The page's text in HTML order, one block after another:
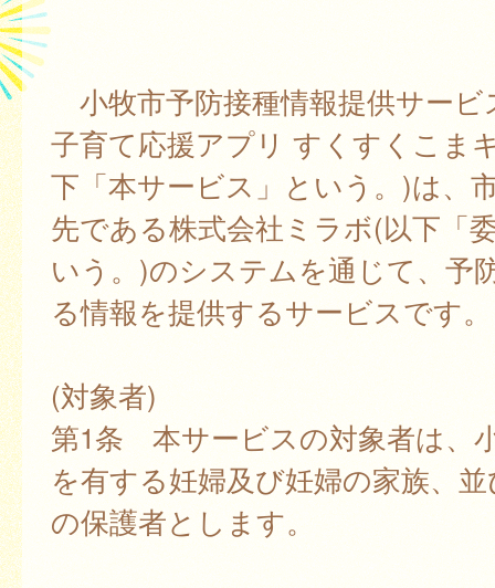
小牧市予防接種情報提供サービ
子育て応援アプリ すくすくこま
下「本サービス」という。)は、
先である株式会社ミラボ(以下「
いう。)のシステムを通じて、予
る情報を提供するサービスです。
(対象者)
第1条 本サービスの対象者は、
を有する妊婦及び妊婦の家族、
の保護者とします。